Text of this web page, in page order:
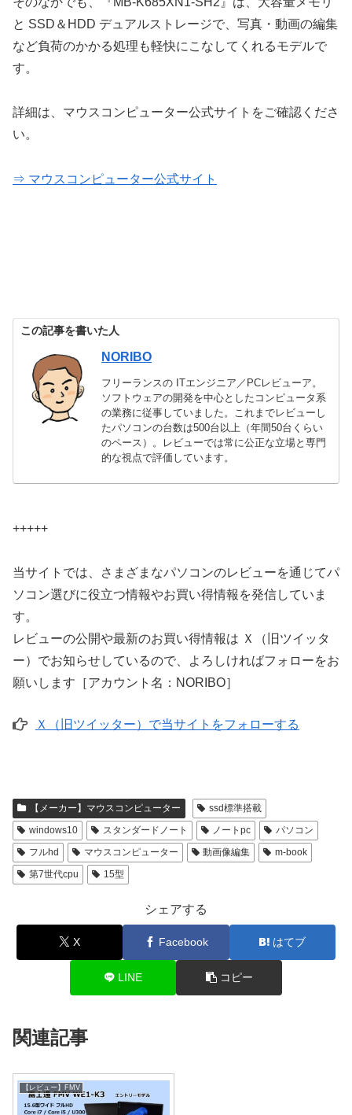
と SSD＆HDD デュアルストレージで、写真・動画の編集
など負荷のかかる処理も軽快にこなしてくれるモデルで
す。
詳細は、マウスコンピューター公式サイトをご確認くださ
い。
⇒ マウスコンピューター公式サイト
この記事を書いた人
NORIBO
フリーランスの ITエンジニア／PCレビューア。
ソフトウェアの開発を中心としたコンピュータ系
の業務に従事していました。これまでレビューし
たパソコンの台数は500台以上（年間50台くらい
のペース）。レビューでは常に公正な立場と専門
的な視点で評価しています。
+++++
当サイトでは、さまざまなパソコンのレビューを通じてパ
ソコン選びに役立つ情報やお買い得情報を発信していま
す。
レビューの公開や最新のお買い得情報は Ｘ（旧ツイッタ
ー）でお知らせしているので、よろしければフォローをお
願いします［アカウント名：NORIBO］
Ｘ（旧ツイッター）で当サイトをフォローする
【メーカー】マウスコンピューター
ssd標準搭載
windows10
スタンダードノート ノートpc
パソコン
フルhd
マウスコンピューター 動画像編集
m-book
第7世代cpu
15型
シェアする
X Facebook はてブ
LINE コピー
関連記事
【レビュー】FMV